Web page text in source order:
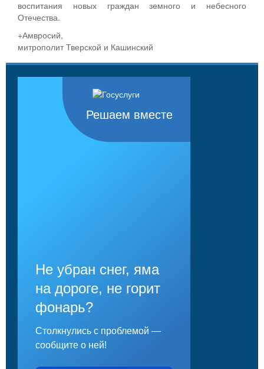
воспитания новых граждан земного и небесного
Отечества.
+Амвросий,
митрополит Тверской и Кашинский
Решаем вместе
Не убран снег, яма
на дороге, не горит
фонарь?
Столкнулись с проблемой —
сообщите о ней!